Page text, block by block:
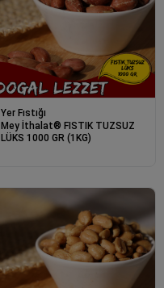
Yer Fıstığı
Mey İthalat® FISTIK TUZSUZ
LÜKS 1000 GR (1KG)